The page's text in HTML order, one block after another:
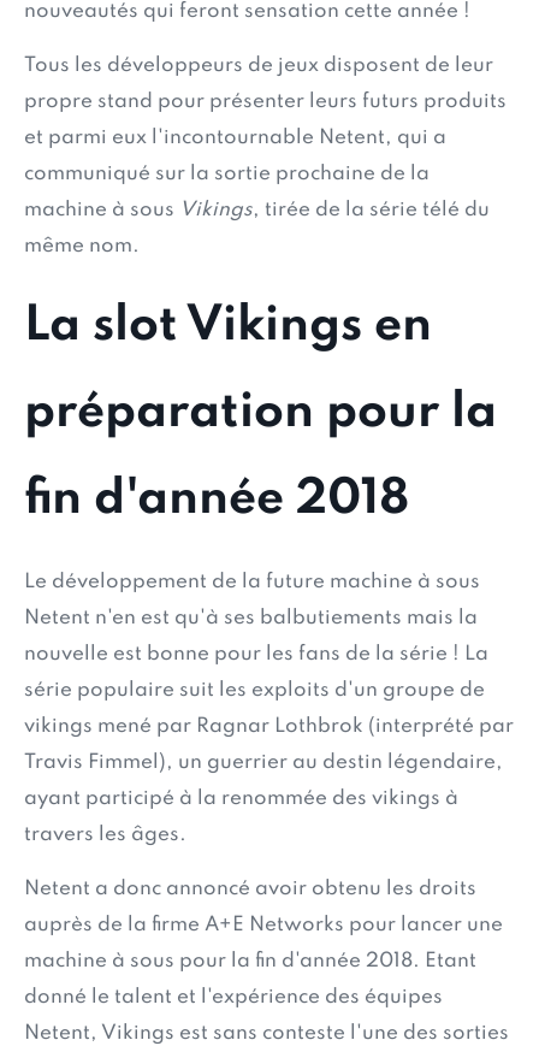
nouveautés qui feront sensation cette année !
Tous les développeurs de jeux disposent de leur
propre stand pour présenter leurs futurs produits
et parmi eux l'incontournable Netent, qui a
communiqué sur la sortie prochaine de la
machine à sous Vikings, tirée de la série télé du
même nom.
La slot Vikings en
préparation pour la
fin d'année 2018
Le développement de la future machine à sous
Netent n'en est qu'à ses balbutiements mais la
nouvelle est bonne pour les fans de la série ! La
série populaire suit les exploits d'un groupe de
vikings mené par Ragnar Lothbrok (interprété par
Travis Fimmel), un guerrier au destin légendaire,
ayant participé à la renommée des vikings à
travers les âges.
Netent a donc annoncé avoir obtenu les droits
auprès de la firme A+E Networks pour lancer une
machine à sous pour la fin d'année 2018. Etant
donné le talent et l'expérience des équipes
Netent, Vikings est sans conteste l'une des sorties